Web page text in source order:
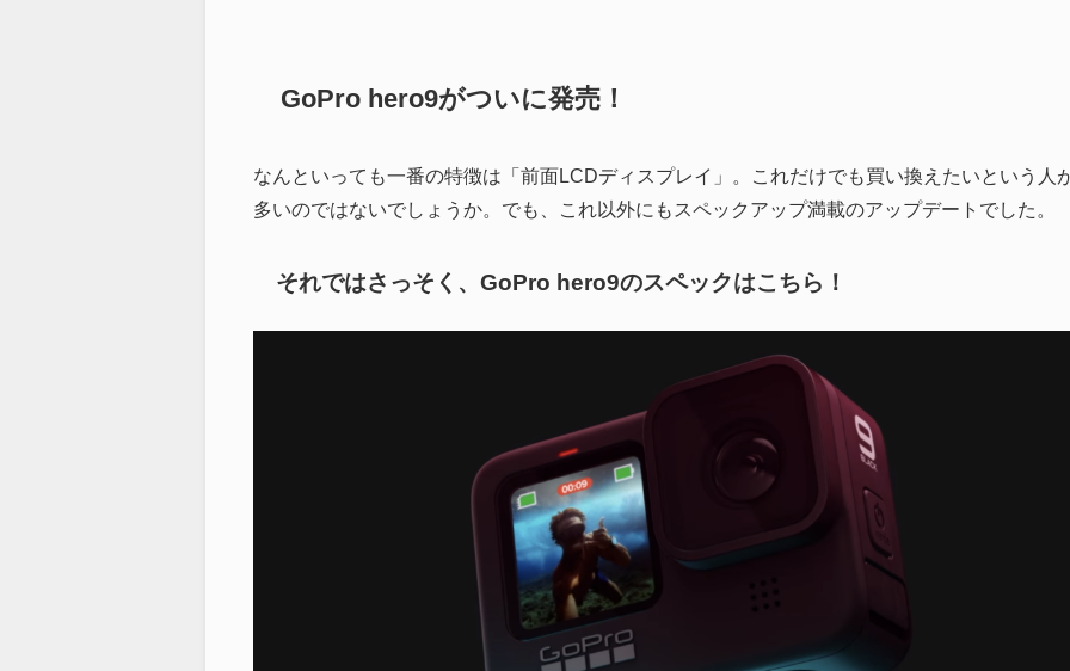
GoPro hero9がついに発売！
なんといっても一番の特徴は「前面LCDディスプレイ」。これだけでも買い換えたいという人
多いのではないでしょうか。でも、これ以外にもスペックアップ満載のアップデートでした。
それではさっそく、GoPro hero9のスペックはこちら！